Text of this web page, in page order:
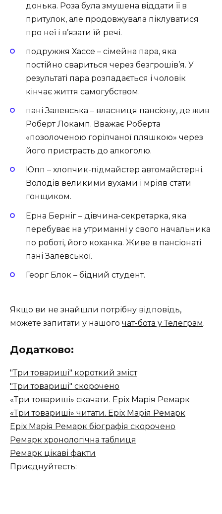
донька. Роза була змушена віддати її в
притулок, але продовжувала піклуватися
про неї і в’язати їй речі.
подружжя Хассе – сімейна пара, яка
постійно свариться через безгрошів’я. У
результаті пара розпадається і чоловік
кінчає життя самогубством.
пані Залевська – власниця пансіону, де жив
Роберт Локамп. Вважає Роберта
«позолоченою горілчаної пляшкою» через
його пристрасть до алкоголю.
Юпп – хлопчик-підмайстер автомайстерні.
Володів великими вухами і мріяв стати
гонщиком.
Ерна Берніг – дівчина-секретарка, яка
перебуває на утриманні у свого начальника
по роботі, його коханка. Живе в пансіонаті
пані Залевської.
Георг Блок – бідний студент.
Якщо ви не знайшли потрібну відповідь,
можете запитати у нашого чат-бота у Телеграм.
Додатково:
"Три товариші" короткий зміст
"Три товариші" скорочено
«Три товариші» скачати. Еріх Марія Ремарк
«Три товариші» читати. Еріх Марія Ремарк
Еріх Марія Ремарк біографія скорочено
Ремарк хронологічна таблиця
Ремарк цікаві факти
Приєднуйтесть: